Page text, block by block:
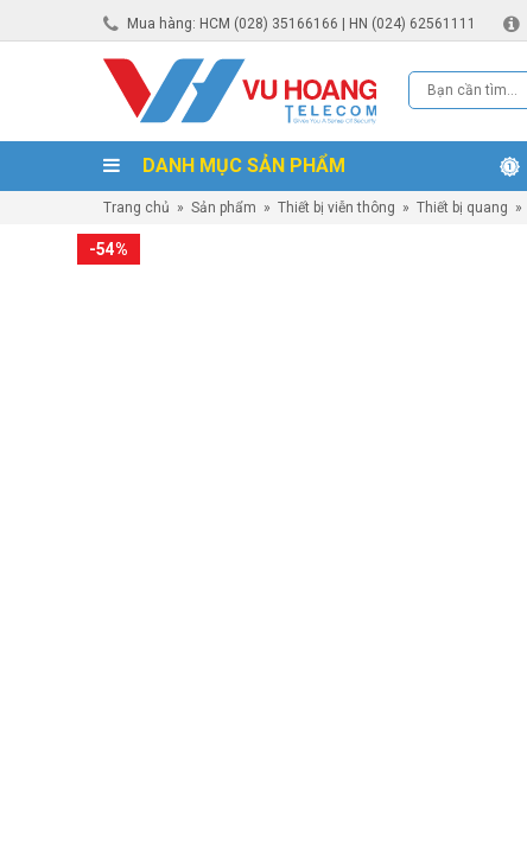
Mua hàng: HCM (028) 35166166 | HN (024) 62561111
DANH MỤC SẢN PHẨM
Trang chủ » Sản phẩm » Thiết bị viễn thông » Thiết bị quang »
-54%